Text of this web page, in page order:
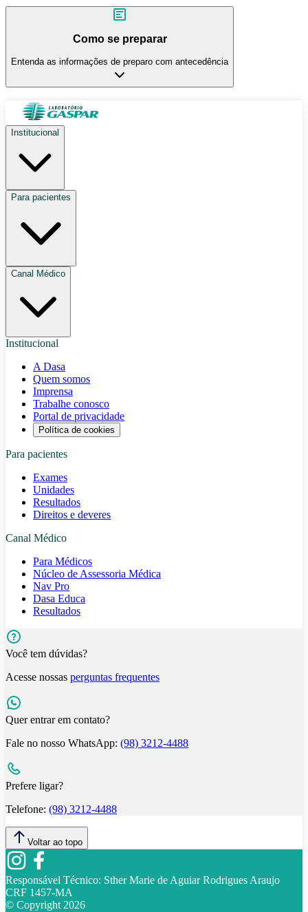
Como se preparar
Entenda as informações de preparo com antecedência
Institucional
Para pacientes
Canal Médico
Institucional
A Dasa
Quem somos
Imprensa
Trabalhe conosco
Portal de privacidade
Política de cookies
Para pacientes
Exames
Unidades
Resultados
Direitos e deveres
Canal Médico
Para Médicos
Núcleo de Assessoria Médica
Nav Pro
Dasa Educa
Resultados
Você tem dúvidas?
Acesse nossas perguntas frequentes
Quer entrar em contato?
Fale no nosso WhatsApp: (98) 3212-4488
Prefere ligar?
Telefone: (98) 3212-4488
Voltar ao topo
Responsável Técnico: Sther Marie de Aguiar Rodrigues Araujo
CRF 1457-MA
© Copyright 2026